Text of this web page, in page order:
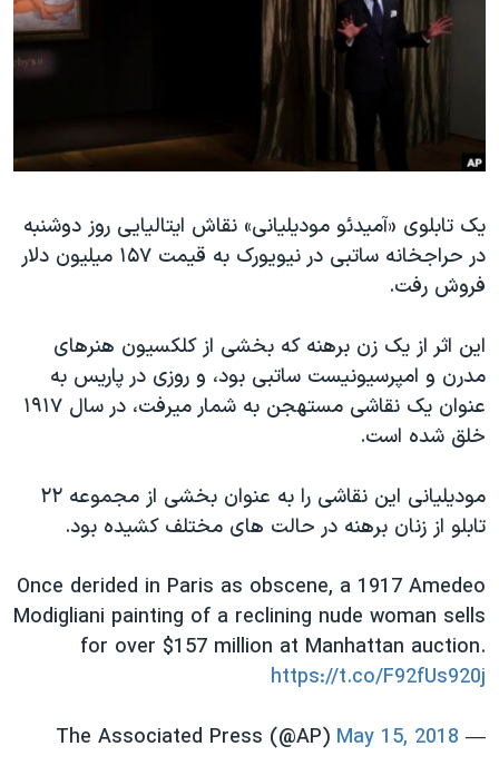
فرهنگ و زندگی
حقوق شهروندی
علم و فناوری
گالری عکس
آرشیو پخش زنده
مستندها
انتخابات ریاست جمهوری آمریکا ۲۰۲۴
حمله جمهوری اسلامی به اسرائیل
رمز مهسا
اعتراضات زن، زندگی، آزادی
مجموعه مستندهای دادخواهی
تریبونال مردمی آبان ۹۸
دادگاه حمید نوری
چهل سال گروگان‌گیری
قانون شفافیت دارائی کادر رهبری ایران
اسرائیل در جنگ
نرگس محمدی برنده جایزه نوبل صلح
همایش محافظه‌کاران آمریکا «سی‌پک»
صفحه‌های ویژه
دنبال کنید
زبانهای مختلف
یک تابلوی «آمیدئو مودیلیانی» نقاش ایتالیایی روز دوشنبه
در حراجخانه ساتبی در نیویورک به قیمت ۱۵۷ میلیون دلار
فروش رفت.
این اثر از یک زن برهنه که بخشی از کلکسیون هنرهای
مدرن و امپرسیونیست ساتبی بود، و روزی در پاریس به
عنوان یک نقاشی مستهجن به شمار میرفت، در سال ۱۹۱۷
خلق شده است.
مودیلیانی این نقاشی را به عنوان بخشی از مجموعه ۲۲
تابلو از زنان برهنه در حالت های مختلف کشیده بود.
Once derided in Paris as obscene, a 1917 Amedeo
Modigliani painting of a reclining nude woman sells
for over $157 million at Manhattan auction.
https://t.co/F92fUs920j
— The Associated Press (@AP)
May 15, 2018